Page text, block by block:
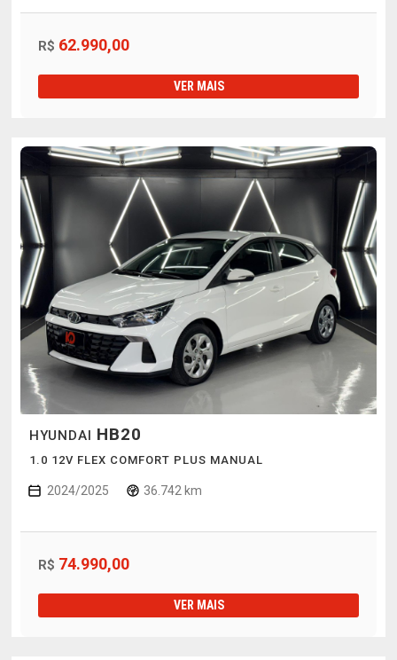
R$ 62.990,00
VER MAIS
HYUNDAI HB20
1.0 12V FLEX COMFORT PLUS MANUAL
2024/2025 36.742 km
R$ 74.990,00
VER MAIS